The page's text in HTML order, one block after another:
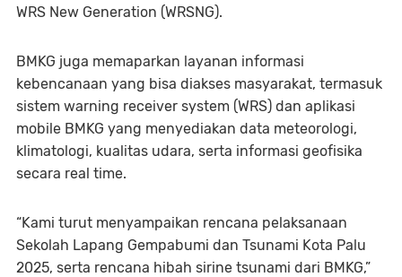
WRS New Generation (WRSNG).
BMKG juga memaparkan layanan informasi
kebencanaan yang bisa diakses masyarakat, termasuk
sistem warning receiver system (WRS) dan aplikasi
mobile BMKG yang menyediakan data meteorologi,
klimatologi, kualitas udara, serta informasi geofisika
secara real time.
“Kami turut menyampaikan rencana pelaksanaan
Sekolah Lapang Gempabumi dan Tsunami Kota Palu
2025, serta rencana hibah sirine tsunami dari BMKG,”